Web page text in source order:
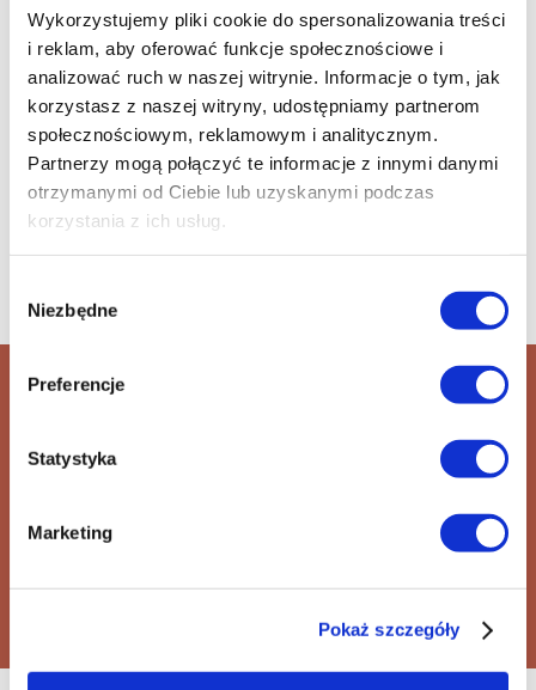
Wykorzystujemy pliki cookie do spersonalizowania treści
i reklam, aby oferować funkcje społecznościowe i
analizować ruch w naszej witrynie. Informacje o tym, jak
korzystasz z naszej witryny, udostępniamy partnerom
społecznościowym, reklamowym i analitycznym.
Partnerzy mogą połączyć te informacje z innymi danymi
otrzymanymi od Ciebie lub uzyskanymi podczas
korzystania z ich usług.
zgody
Niezbędne
Preferencje
Statystyka
Marketing
Pokaż szczegóły
🗓 14.06.2026
🕔 godz. 17:00
reż.Chris Appelhans, Maggie Kang
czas:99 min
produkcja:USA, 2025
gatunek:musical, fantasty
K-Popowe Łowczynie Demonów